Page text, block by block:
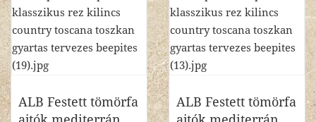
ALB Festett tömörfa
ALB Festett tömörfa